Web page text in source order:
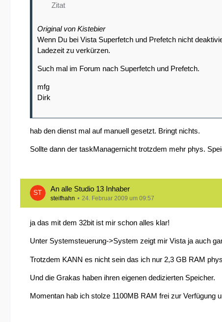
Zitat
Original von Kistebier
Wenn Du bei Vista Superfetch und Prefetch nicht
Ladezeit zu verkürzen.
Such mal im Forum nach Superfetch und Prefetch.
mfg
Dirk
hab den dienst mal auf manuell gesetzt. Bringt nichts.
Sollte dann der taskManagernicht trotzdem mehr phys.
An alle Studio 13 Inhaber
steifhahn 24. Februar 2009 um 09:57
ja das mit dem 32bit ist mir schon alles klar!
Unter Systemsteuerung->System zeigt mir Vista ja auch
Trotzdem KANN es nicht sein das ich nur 2,3 GB RAM
Und die Grakas haben ihren eigenen dedizierten Speicher.
Momentan hab ich stolze 1100MB RAM frei zur Verfügung